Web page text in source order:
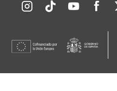
Redes sociales JCCM